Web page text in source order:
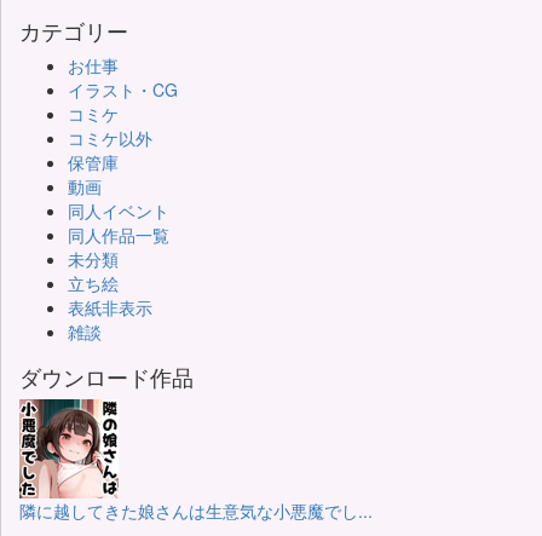
カテゴリー
お仕事
イラスト・CG
コミケ
コミケ以外
保管庫
動画
同人イベント
同人作品一覧
未分類
立ち絵
表紙非表示
雑談
ダウンロード作品
隣に越してきた娘さんは生意気な小悪魔でし...